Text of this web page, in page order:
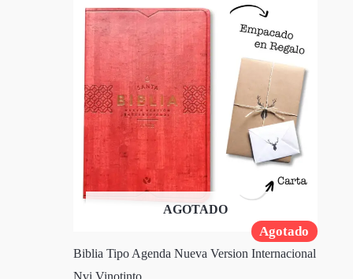
Agotado
AGOTADO
Biblia Tipo Agenda Nueva Version Internacional
Nvi Vinotinto